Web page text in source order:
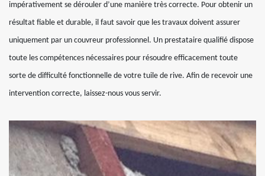
impérativement se dérouler d’une manière très correcte. Pour obtenir un
résultat fiable et durable, il faut savoir que les travaux doivent assurer
uniquement par un couvreur professionnel. Un prestataire qualifié dispose
toute les compétences nécessaires pour résoudre efficacement toute
sorte de difficulté fonctionnelle de votre tuile de rive. Afin de recevoir une
intervention correcte, laissez-nous vous servir.